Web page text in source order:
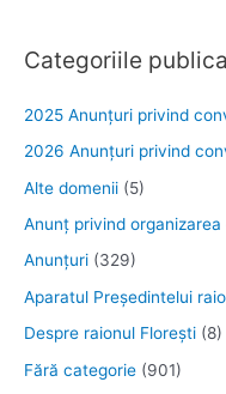
Categoriile
2025 Anunţuri privind
2026 Anunțuri privind
Alte domenii (5)
Anunţ privind
Anunţuri (329)
Aparatul Preşedintelui
Despre raionul Floreşti (8)
Fără categorie (901)